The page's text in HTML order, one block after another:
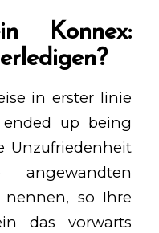
Konnex:
in erster linie
up being
Unzufriedenheit
so Ihre
das vorwarts